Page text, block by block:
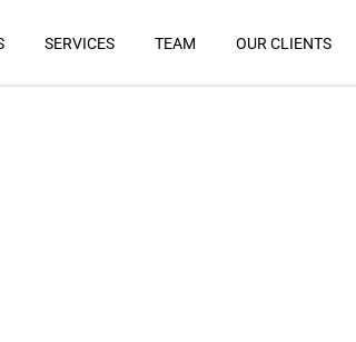
SERVICES TEAM OUR CLIENTS